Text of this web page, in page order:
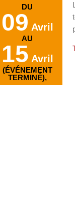
DU
09 Avril
AU
15 Avril
(ÉVÉNEMENT
TERMINÉ),